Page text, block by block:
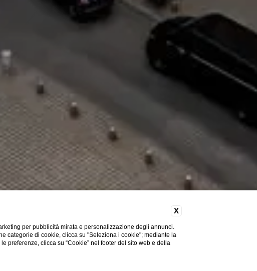
X
per pubblicità mirata e personalizzazione degli annunci.
categorie di cookie, clicca su "Seleziona i cookie"; mediante la
preferenze, clicca su “Cookie” nel footer del sito web e della